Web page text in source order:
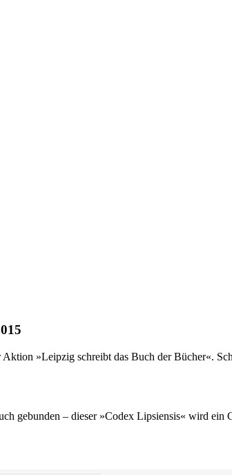
»Leipzig schreibt das Buch der Bücher«.
gebunden – dieser »Codex Lipsiensis« wird ein